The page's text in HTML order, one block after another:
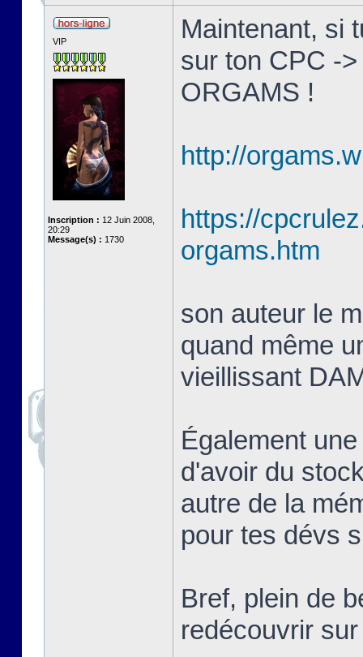
VIP
Inscription : 12 Juin 2008,
20:29
Message(s) : 1730
Maintenant, si
sur ton CPC -
ORGAMS !
http://
https://
orgams.htm
son auteur le
quand même
vieillissant
Également
d'avoir du
autre de la
pour tes dévs
Bref, plein de
redécouvrir